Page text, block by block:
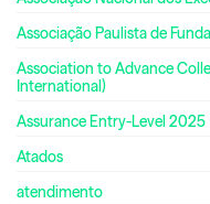
Associação Paulista de
Association to Advance
International)
Assurance Entry-Level 2025
Atados
atendimento